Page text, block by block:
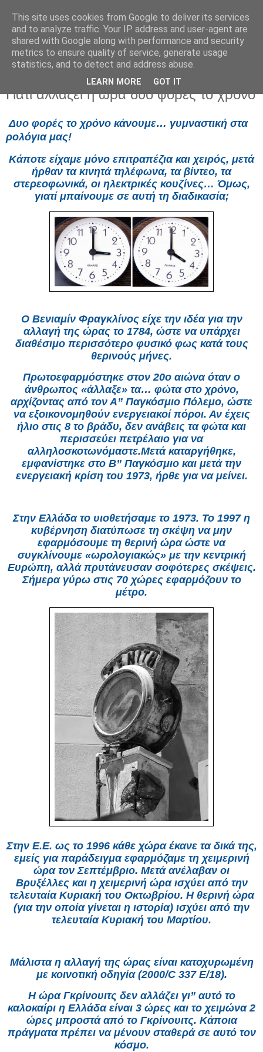
Τετάρτη 19 Μαρτίου 2025
Γιατί αλλάζει η ώρα δύο φορές το χρόνο
Δυο φορές το χρόνο κάνουμε… γυμναστική στα
ρολόγια μας!
Κάποτε είχαμε μόνο επιτραπέζια και χειρός, μετά
ήρθαν τα κινητά τηλέφωνα, τα βίντεο, τα
στερεοφωνικά, οι ηλεκτρικές κουζίνες… Όμως,
γιατί μπαίνουμε σε αυτή τη διαδικασία;
Ο Βενιαμίν Φραγκλίνος είχε την ιδέα για την
αλλαγή της ώρας το 1784, ώστε να υπάρχει
διαθέσιμο περισσότερο φυσικό φως κατά τους
θερινούς μήνες.
Πρωτοεφαρμόστηκε στον 20ο αιώνα όταν ο
άνθρωπος «άλλαξε» τα… φώτα στο χρόνο,
αρχίζοντας από τον Α” Παγκόσμιο Πόλεμο, ώστε
να εξοικονομηθούν ενεργειακοί πόροι. Αν έχεις
ήλιο στις 8 το βράδυ, δεν ανάβεις τα φώτα και
περισσεύει πετρέλαιο για να
αλληλοσκοτωνόμαστε.Μετά καταργήθηκε,
εμφανίστηκε στο Β” Παγκόσμιο και μετά την
ενεργειακή κρίση του 1973, ήρθε για να μείνει.
Στην Ελλάδα το υιοθετήσαμε το 1973. Το 1997 η
κυβέρνηση διατύπωσε τη σκέψη να μην
εφαρμόσουμε τη θερινή ώρα ώστε να
συγκλίνουμε «ωρολογιακώς» με την κεντρική
Ευρώπη, αλλά πρυτάνευσαν σοφότερες σκέψεις.
Σήμερα γύρω στις 70 χώρες εφαρμόζουν το
μέτρο.
Στην Ε.Ε. ως το 1996 κάθε χώρα έκανε τα δικά της,
εμείς για παράδειγμα εφαρμόζαμε τη χειμερινή
ώρα τον Σεπτέμβριο. Μετά ανέλαβαν οι
Βρυξέλλες και η χειμερινή ώρα ισχύει από την
τελευταία Κυριακή του Οκτωβρίου. Η θερινή ώρα
(για την οποία γίνεται η ιστορία) ισχύει από την
τελευταία Κυριακή του Μαρτίου.
Μάλιστα η αλλαγή της ώρας είναι κατοχυρωμένη
με κοινοτική οδηγία (2000/C 337 Ε/18).
Η ώρα Γκρίνουιτς δεν αλλάζει γι” αυτό το
καλοκαίρι η Ελλάδα είναι 3 ώρες και το χειμώνα 2
ώρες μπροστά από το Γκρίνουιτς. Κάποια
πράγματα πρέπει να μένουν σταθερά σε αυτό τον
κόσμο.
This site uses cookies from Google to deliver its services
and to analyze traffic. Your IP address and user-agent are
shared with Google along with performance and security
metrics to ensure quality of service, generate usage
statistics, and to detect and address abuse.
LEARN MORE GOT IT